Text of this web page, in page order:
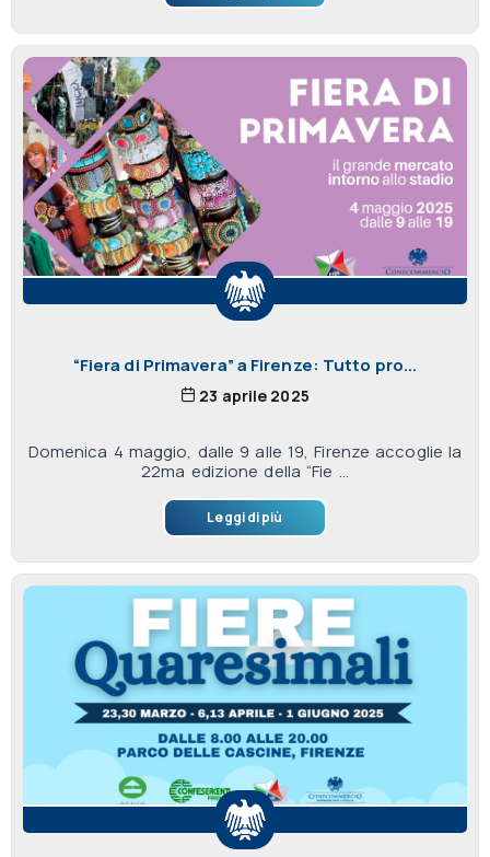
“Fiera di Primavera” a Firenze: Tutto pro...
23 aprile 2025
Domenica 4 maggio, dalle 9 alle 19, Firenze accoglie la
22ma edizione della “Fie ...
Leggi di più